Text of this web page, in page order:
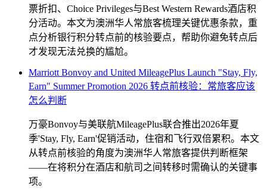
票折扣、Choice Privileges与Best Western Rewards酒店积
分活动。本文为澳洲华人常旅客梳理关键优惠条款，重
点分析银行积分转点前的核验要点，帮助你避免转点后
才发现无法兑换的尴尬。
Marriott Bonvoy and United MileagePlus Launch "Stay, Fly,
Earn" Summer Promotion 2026 转点前核验：常旅客应该
怎么判断
万豪Bonvoy与美联航MileagePlus联合推出2026年夏
季'Stay, Fly, Earn'促销活动，住宿和飞行双倍累积。本文
从转点前核验的角度为澳洲华人常旅客提供判断框架
——在将积分在酒店和航司之间转移时需确认的关键事
项。